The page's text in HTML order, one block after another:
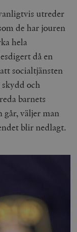
utreder
de har jouren
hela
då en
socialtjänsten
och
barnets
väljer man
blir nedlagt.